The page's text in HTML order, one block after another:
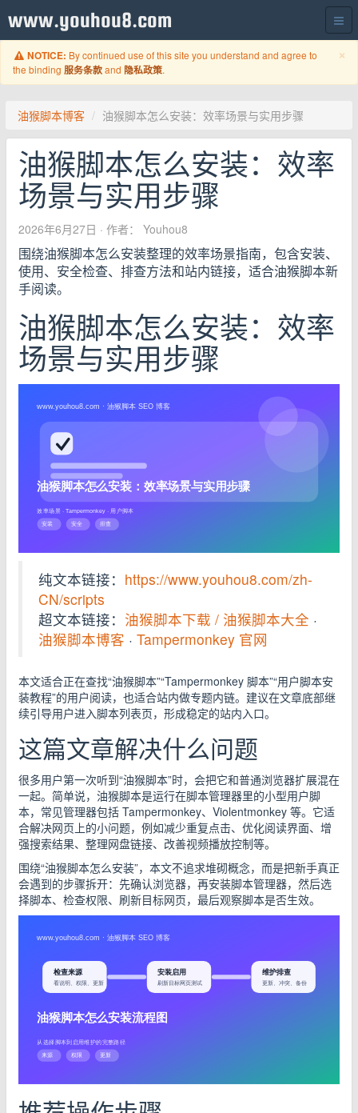
www.youhou8.com
×
NOTICE: By continued use of this site you understand and agree to
the binding 服务条款and 隐私政策.
油猴脚本博客 油猴脚本怎么安装：效率场景与实用步骤
油猴脚本怎么安装：效率
场景与实用步骤
2026年6月27日 · 作者： Youhou8
围绕油猴脚本怎么安装整理的效率场景指南，包含安装、
使用、安全检查、排查方法和站内链接，适合油猴脚本新
手阅读。
油猴脚本怎么安装：效率
场景与实用步骤
纯文本链接： https://www.youhou8.com/zh-
CN/scripts
超文本链接： 油猴脚本下载 / 油猴脚本大全 ·
油猴脚本博客 · Tampermonkey 官网
本文适合正在查找“油猴脚本”“Tampermonkey 脚本”“用户脚本安
装教程”的用户阅读，也适合站内做专题内链。建议在文章底部继
续引导用户进入脚本列表页，形成稳定的站内入口。
这篇文章解决什么问题
很多用户第一次听到“油猴脚本”时，会把它和普通浏览器扩展混在
一起。简单说，油猴脚本是运行在脚本管理器里的小型用户脚
本，常见管理器包括 Tampermonkey、Violentmonkey 等。它适
合解决网页上的小问题，例如减少重复点击、优化阅读界面、增
强搜索结果、整理网盘链接、改善视频播放控制等。
围绕“油猴脚本怎么安装”，本文不追求堆砌概念，而是把新手真正
会遇到的步骤拆开：先确认浏览器，再安装脚本管理器，然后选
择脚本、检查权限、刷新目标网页，最后观察脚本是否生效。